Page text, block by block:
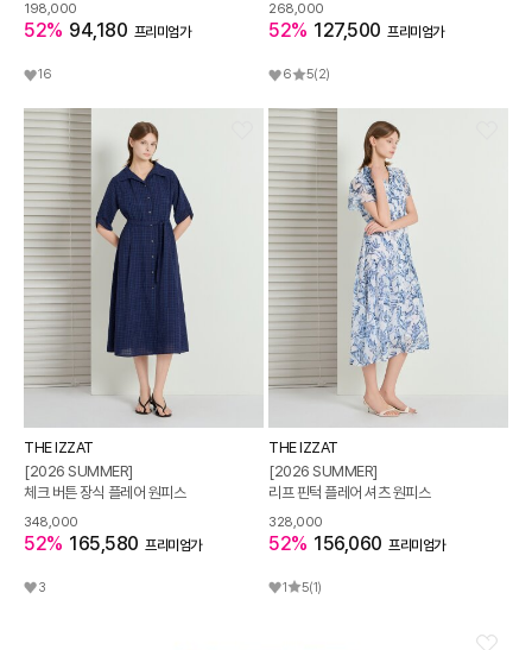
198,000
52% 94,180 프리미엄가
16
268,000
52% 127,500 프리미엄가
6 5(2)
THE IZZAT
[2026 SUMMER]
체크 버튼 장식 플레어 원피스
348,000
52% 165,580 프리미엄가
3
THE IZZAT
[2026 SUMMER]
리프 핀턱 플레어 셔츠 원피스
328,000
52% 156,060 프리미엄가
1 5(1)